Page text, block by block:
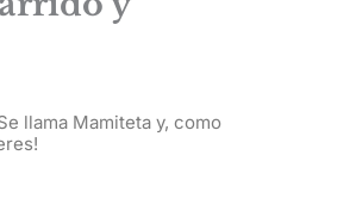
llama Mamiteta y, como